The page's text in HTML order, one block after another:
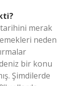
merak
neden
bir konu
Şimdilerde